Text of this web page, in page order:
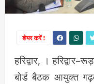
शेयर करें !
हरिद्वार, ।
बोर्ड बैठक आयुक्त